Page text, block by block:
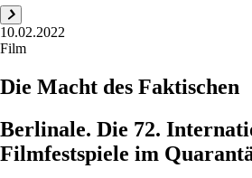
10.02.2022
Film
Die Macht des Faktischen
Berlinale. Die 72.
Filmfestspiele im